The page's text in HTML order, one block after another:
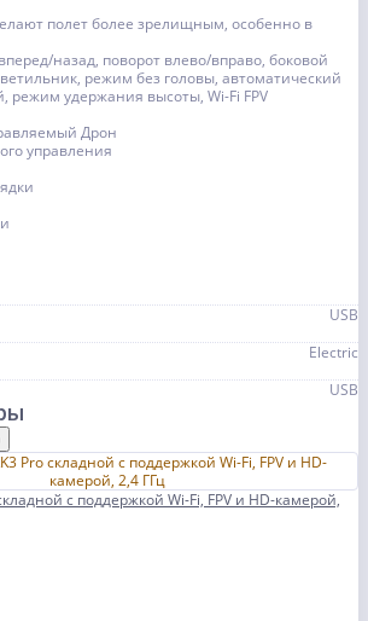
полет более зрелищным, особенно в
назад, поворот влево/вправо, боковой
режим без головы, автоматический
режим удержания высоты, Wi-Fi FPV
Дрон
управления
USB
Electric
USB
с поддержкой Wi-Fi, FPV и HD-камерой,